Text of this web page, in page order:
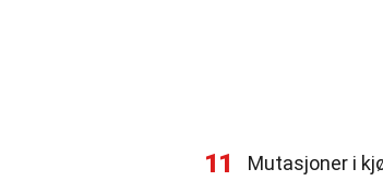
11 Mutasjoner i